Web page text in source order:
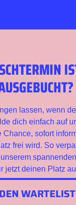
lassen, wenn
dich einfach auf
Chance, sofort
frei wird. So
jetzt deinen Platz